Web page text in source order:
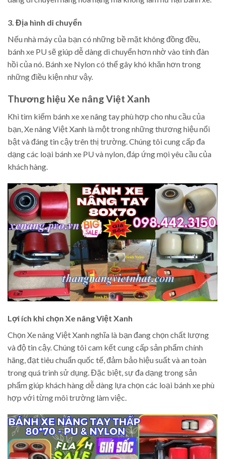
3. Địa hình di chuyển
Nếu nhà máy của bạn có những bề mặt không đồng đều,
bánh xe PU sẽ giúp dễ dàng di chuyển hơn nhờ vào tính đàn
hồi của nó. Bánh xe Nylon có thể gây khó khăn hơn trong
những điều kiện như vậy.
Thương hiệu Xe nâng Việt Xanh
Khi tìm kiếm bánh xe xe nâng tay phù hợp cho nhu cầu của
bạn, Xe nâng Việt Xanh là một trong những thương hiệu nổi
bật và đáng tin cậy trên thị trường. Chúng tôi cung cấp đa
dạng các loại bánh xe PU và nylon, đáp ứng mọi yêu cầu của
khách hàng.
Lợi ích khi chọn Xe nâng Việt Xanh
Chọn Xe nâng Việt Xanh nghĩa là bạn đang chọn chất lượng
và độ tin cậy. Chúng tôi cam kết cung cấp sản phẩm chính
hãng, đạt tiêu chuẩn quốc tế, đảm bảo hiệu suất và an toàn
trong quá trình sử dụng. Đặc biệt, sự đa dạng trong sản
phẩm giúp khách hàng dễ dàng lựa chọn các loại bánh xe phù
hợp với từng môi trường làm việc.